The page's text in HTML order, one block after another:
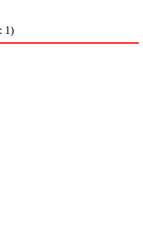
1)